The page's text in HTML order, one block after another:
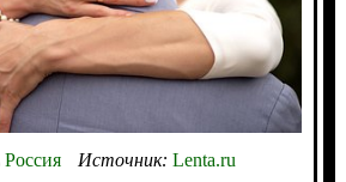
Россия Источник: Lenta.ru